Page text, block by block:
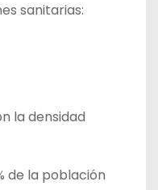
sanitarias:
la densidad
de la población